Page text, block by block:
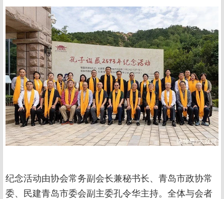
纪念活动由协会常务副会长兼秘书长、青岛市政协常
委、民建青岛市委会副主委孔令华主持。全体与会者